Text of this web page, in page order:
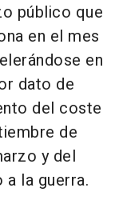
público que
en el mes
en
dato de
del coste
de
y del
la guerra.